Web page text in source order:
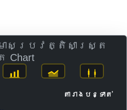
មាសប្រវត្តិសាស្ត្រ
តារាងបន្ទាត់